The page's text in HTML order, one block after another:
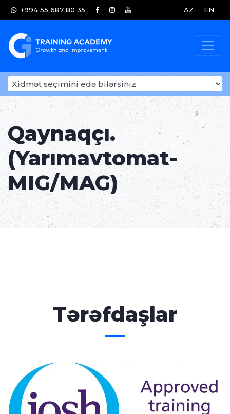
+994 55 687 80 35 AZ EN
Qaynaqçı.
(Yarımavtomat-
MIG/MAG)
Tərəfdaşlar